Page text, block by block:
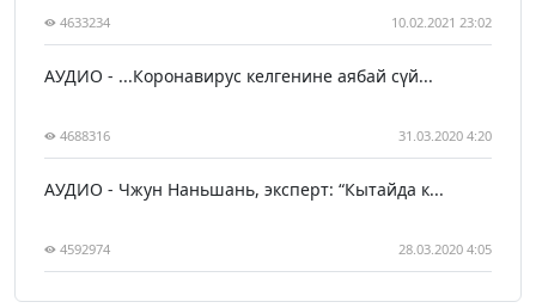
4633234 10.02.2021 23:02
АУДИО - ...Коронавирус келгенине аябай сүй...
4688316 31.03.2020 4:20
АУДИО - Чжун Наньшань, эксперт: “Кытайда к...
4592974 28.03.2020 4:05